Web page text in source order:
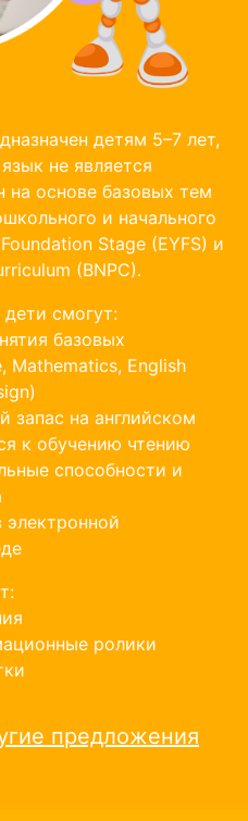
детям 5–7 лет,
не является
на основе базовых тем
и начального
Stage (EYFS) и
(BNPC).
смогут:
базовых
Mathematics, English
запас на английском
к обучению чтению
способности и
электронной
ролики
предложения